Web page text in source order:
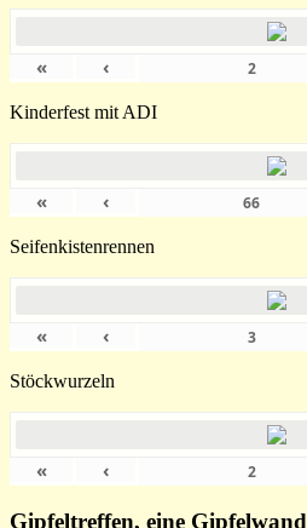
« ‹
Kinderfest mit ADI
« ‹
Seifenkistenrennen
« ‹
Stöckwurzeln
« ‹
Gipfeltreffen, eine